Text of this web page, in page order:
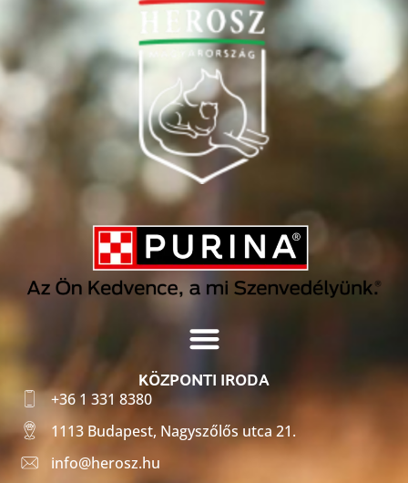
KÖZPONTI IRODA
+36 1 331 8380
1113 Budapest, Nagyszőlős utca 21.
info@herosz.hu